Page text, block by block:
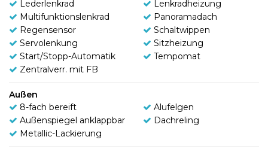
Lederlenkrad
Lenkradheizung
Multifunktionslenkrad
Panoramadach
Regensensor
Schaltwippen
Servolenkung
Sitzheizung
Start/Stopp-Automatik
Tempomat
Zentralverr. mit FB
Außen
8-fach bereift
Alufelgen
Außenspiegel anklappbar
Dachreling
Metallic-Lackierung